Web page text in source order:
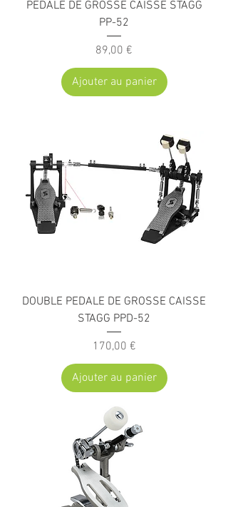
PEDALE DE GROSSE CAISSE STAGG
PP-52
Prix
89,00 €
Ajouter au panier
DOUBLE PEDALE DE GROSSE CAISSE
STAGG PPD-52
Prix
170,00 €
Ajouter au panier